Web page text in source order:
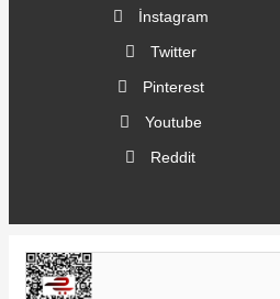
İnstagram
Twitter
Pinterest
Youtube
Reddit